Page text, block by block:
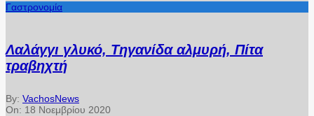
Γαστρονομία
Λαλάγγι γλυκό, Τηγανίδα αλμυρή, Πίτα
τραβηχτή
By: VachosNews
On: 18 Νοεμβρίου 2020